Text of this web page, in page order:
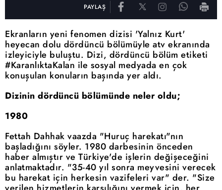
PAYLAŞ
Ekranların yeni fenomen dizisi 'Yalnız Kurt'
heyecan dolu dördüncü bölümüyle atv ekranında
izleyiciyle buluştu. Dizi, dördüncü bölüm etiketi
#KaranlıktaKalan ile sosyal medyada en çok
konuşulan konuların başında yer aldı.
Dizinin dördüncü bölümünde neler oldu;
1980
Fettah Dahhak vaazda "Huruç harekatı"nın
başladığını söyler. 1980 darbesinin önceden
haber almıştır ve Türkiye'de işlerin değişeceğini
anlatmaktadır. "35-40 yıl sonra meyvesini verecek
bu harekat için herkesin vazifeleri var" der. "Size